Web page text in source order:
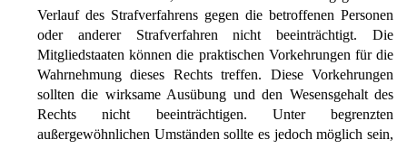
Verlauf des Strafverfahrens gegen die betroffenen Personen
oder anderer Strafverfahren nicht beeinträchtigt. Die
Mitgliedstaaten können die praktischen Vorkehrungen für die
Wahrnehmung dieses Rechts treffen. Diese Vorkehrungen
sollten die wirksame Ausübung und den Wesensgehalt des
Rechts nicht beeinträchtigen. Unter begrenzten
außergewöhnlichen Umständen sollte es jedoch möglich sein,